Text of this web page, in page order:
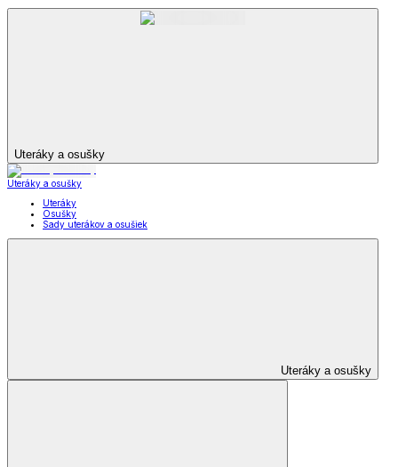
Uteráky a osušky
Uteráky a osušky
Uteráky
Osušky
Sady uterákov a osušiek
Uteráky a osušky